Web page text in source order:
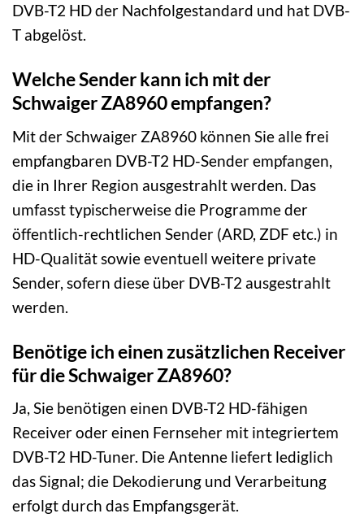
DVB-T2 HD der Nachfolgestandard und hat DVB-
T abgelöst.
Welche Sender kann ich mit der
Schwaiger ZA8960 empfangen?
Mit der Schwaiger ZA8960 können Sie alle frei
empfangbaren DVB-T2 HD-Sender empfangen,
die in Ihrer Region ausgestrahlt werden. Das
umfasst typischerweise die Programme der
öffentlich-rechtlichen Sender (ARD, ZDF etc.) in
HD-Qualität sowie eventuell weitere private
Sender, sofern diese über DVB-T2 ausgestrahlt
werden.
Benötige ich einen zusätzlichen Receiver
für die Schwaiger ZA8960?
Ja, Sie benötigen einen DVB-T2 HD-fähigen
Receiver oder einen Fernseher mit integriertem
DVB-T2 HD-Tuner. Die Antenne liefert lediglich
das Signal; die Dekodierung und Verarbeitung
erfolgt durch das Empfangsgerät.